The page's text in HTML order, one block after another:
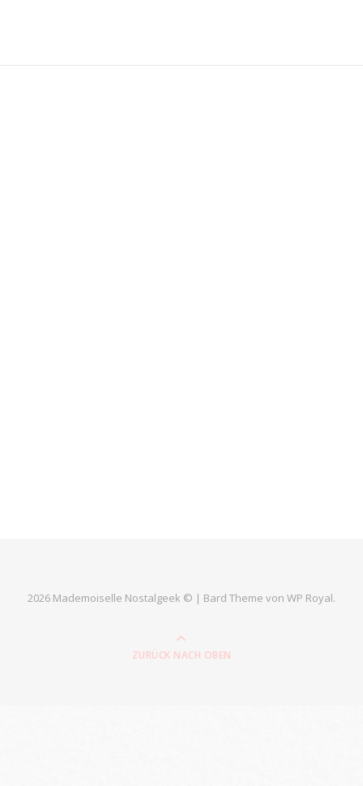
2026 Mademoiselle Nostalgeek © | Bard Theme von WP Royal.
ZURÜCK NACH OBEN